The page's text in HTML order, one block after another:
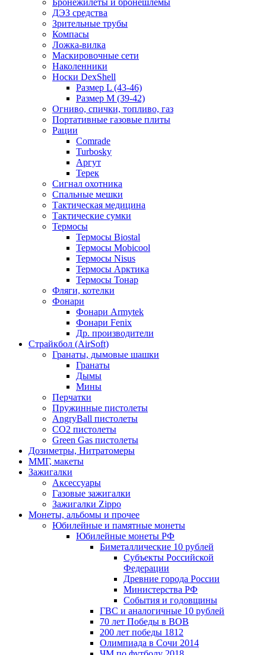
ДЭЗ средства
Зрительные трубы
Компасы
Ложка-вилка
Маскировочные сети
Наколенники
Носки DexShell
Размер L (43-46)
Размер M (39-42)
Огниво, спички, топливо, газ
Портативные газовые плиты
Рации
Comrade
Turbosky
Аргут
Терек
Сигнал охотника
Спальные мешки
Тактическая медицина
Тактические сумки
Термосы
Термосы Biostal
Термосы Mobicool
Термосы Nisus
Термосы Арктика
Термосы Тонар
Фляги, котелки
Фонари
Фонари Armytek
Фонари Fenix
Др. производители
Страйкбол (AirSoft)
Гранаты, дымовые шашки
Гранаты
Дымы
Мины
Перчатки
Пружинные пистолеты
AngryBall пистолеты
CO2 пистолеты
Green Gas пистолеты
Дозиметры, Нитратомеры
ММГ, макеты
Зажигалки
Аксессуары
Газовые зажигалки
Зажигалки Zippo
Монеты, альбомы и прочее
Юбилейные и памятные монеты
Юбилейные монеты РФ
Биметаллические 10 рублей
Субъекты Российской
Федерации
Древние города России
Министерства РФ
События и годовщины
ГВС и аналогичные 10 рублей
70 лет Победы в ВОВ
200 лет победы 1812
Олимпиада в Сочи 2014